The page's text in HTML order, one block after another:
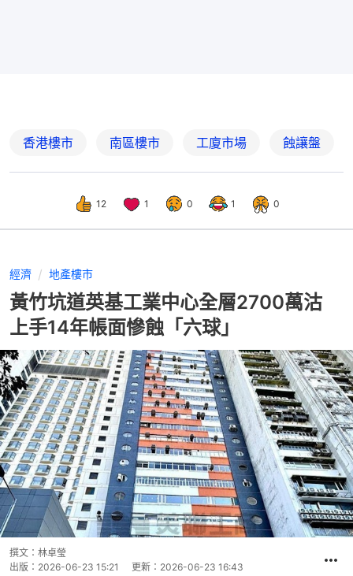
香港樓市 南區樓市 工廈市場 蝕讓盤
12 1 0 1 0
經濟 地產樓市
黃竹坑道英基工業中心全層2700萬沽
上手14年帳面慘蝕「六球」
撰文： 林卓瑩
出版： 2026-06-23 15:21 更新： 2026-06-23 16:43